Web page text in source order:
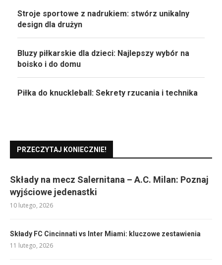
Stroje sportowe z nadrukiem: stwórz unikalny
design dla drużyn
Bluzy piłkarskie dla dzieci: Najlepszy wybór na
boisko i do domu
Piłka do knuckleball: Sekrety rzucania i technika
PRZECZYTAJ KONIECZNIE!
Składy na mecz Salernitana – A.C. Milan: Poznaj
wyjściowe jedenastki
10 lutego, 2026
Składy FC Cincinnati vs Inter Miami: kluczowe zestawienia
11 lutego, 2026